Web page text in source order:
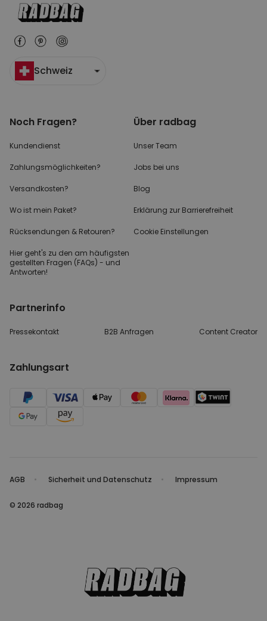
Schweiz
Noch Fragen?
Kundendienst
Zahlungsmöglichkeiten?
Versandkosten?
Wo ist mein Paket?
Rücksendungen & Retouren?
Hier geht's zu den am häufigsten
gestellten Fragen (FAQs) - und
Antworten!
Über radbag
Unser Team
Jobs bei uns
Blog
Erklärung zur Barrierefreiheit
Cookie Einstellungen
Partnerinfo
Pressekontakt B2B Anfragen Content Creator
Zahlungsart
AGB Sicherheit und Datenschutz Impressum
© 2026 radbag